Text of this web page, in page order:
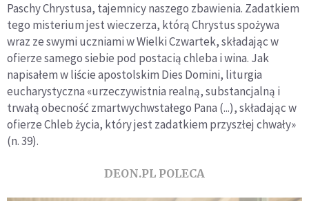
Paschy Chrystusa, tajemnicy naszego zbawienia. Zadatkiem
tego misterium jest wieczerza, którą Chrystus spożywa
wraz ze swymi uczniami w Wielki Czwartek, składając w
ofierze samego siebie pod postacią chleba i wina. Jak
napisałem w liście apostolskim Dies Domini, liturgia
eucharystyczna «urzeczywistnia realną, substancjalną i
trwałą obecność zmartwychwstałego Pana (...), składając w
ofierze Chleb życia, który jest zadatkiem przyszłej chwały»
(n. 39).
DEON.PL POLECA